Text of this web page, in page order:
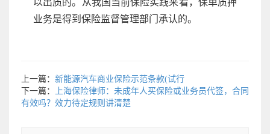
业务是得到保险监督管理部门承认的。
上一篇： 新能源汽车商业保险示范条款(试行
下一篇：
上海保险律师：未成年人买保险或业务员代签，合同
有效吗？效力待定规则讲清楚